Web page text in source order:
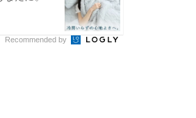
Recommended by